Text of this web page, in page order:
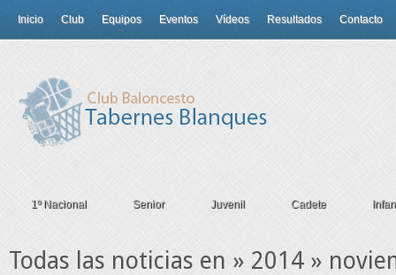
Inicio Club Equipos Eventos Vídeos Resultados Contacto
1º Nacional Senior Juvenil Cadete
Todas las noticias en » 2014 »